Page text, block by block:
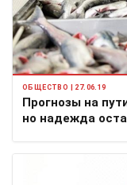
ОБЩЕСТВО | 27.06.19
Прогнозы на
но надежда